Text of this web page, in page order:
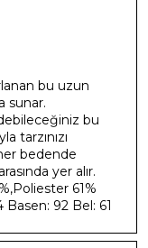
bu uzun
sunar.
bu
tarzınızı
bedende
yer alır.
61%
92 Bel: 61